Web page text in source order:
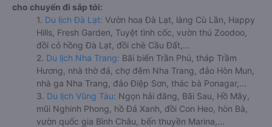
cho chuyến đi sắp tới:
1. Du lịch Đà Lạt: Vườn hoa Đà Lạt, làng Cù Lần, Happy
Hills, Fresh Garden, Tuyệt tình cốc, vườn thú Zoodoo,
đồi cỏ hồng Đà Lạt, đồi chè Cầu Đất,...
2. Du lịch Nha Trang: Bãi biển Trần Phú, tháp Trầm
Hương, nhà thờ đá, chợ đêm Nha Trang, đảo Hòn Mun,
nhà ga Nha Trang, đảo Điệp Sơn, thác bà Ponagar,...
3. Du lịch Vũng Tàu: Ngọn hải đăng, Bãi Sau, Hồ Mây,
mũi Nghinh Phong, hồ Đá Xanh, đồi Con Heo, hòn Bà,
vườn quốc gia Bình Châu, bến thuyền Marina,...